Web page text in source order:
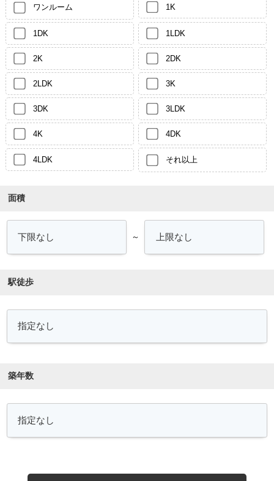
ワンルーム 1K
1DK 1LDK
2K 2DK
2LDK 3K
3DK 3LDK
4K 4DK
4LDK それ以上
面積
～
駅徒歩
築年数